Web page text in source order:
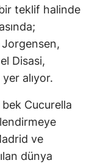
teklif halinde
Disasi,
alıyor.
bek Cucurella
ve
dünya